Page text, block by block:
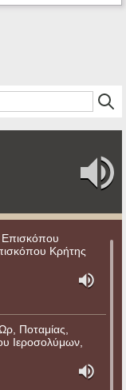
Επισκόπου
Κρήτης
Ποταμίας,
Ιεροσολύμων,